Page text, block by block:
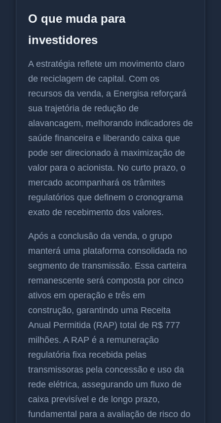
O que muda para
investidores
A estratégia reflete um movimento claro
de reciclagem de capital. Com os
recursos da venda, a Energisa reforçará
sua trajetória de redução de
alavancagem, melhorando indicadores de
saúde financeira e liberando caixa que
pode ser direcionado à maximização de
valor para o acionista. No curto prazo, o
mercado acompanhará os trâmites
regulatórios que definem o cronograma
exato de recebimento dos valores.
Após a conclusão da venda, o grupo
manterá uma plataforma consolidada no
segmento de transmissão. Essa carteira
remanescente será composta por cinco
ativos em operação e três em
construção, garantindo uma Receita
Anual Permitida (RAP) total de R$ 777
milhões. A RAP é a remuneração
regulatória fixa recebida pelas
transmissoras pela concessão e uso da
rede elétrica, assegurando um fluxo de
caixa previsível e de longo prazo,
fundamental para a avaliação de risco do